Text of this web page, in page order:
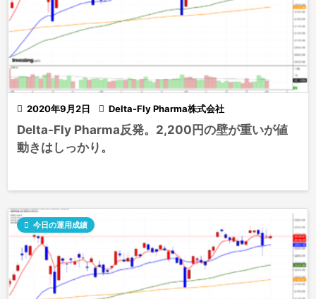
 2020年9月2日  Delta-Fly Pharma株式会社
Delta-Fly Pharma反発。2,200円の壁が重いが値
動きはしっかり。
 今日の運用成績